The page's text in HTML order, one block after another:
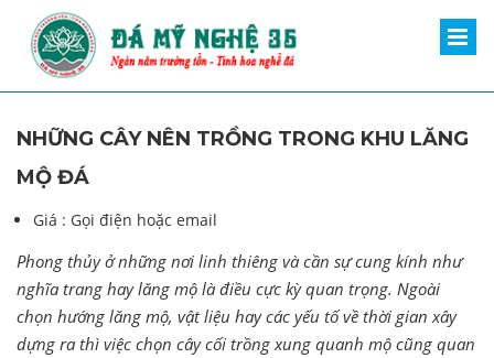
NHỮNG CÂY NÊN TRỒNG TRONG KHU LĂNG
MỘ ĐÁ
Giá : Gọi điện hoặc email
Phong thủy ở những nơi linh thiêng và cần sự cung kính như
nghĩa trang hay lăng mộ là điều cực kỳ quan trọng. Ngoài
chọn hướng lăng mộ, vật liệu hay các yếu tố về thời gian xây
dựng ra thì việc chọn cây cối trồng xung quanh mộ cũng quan